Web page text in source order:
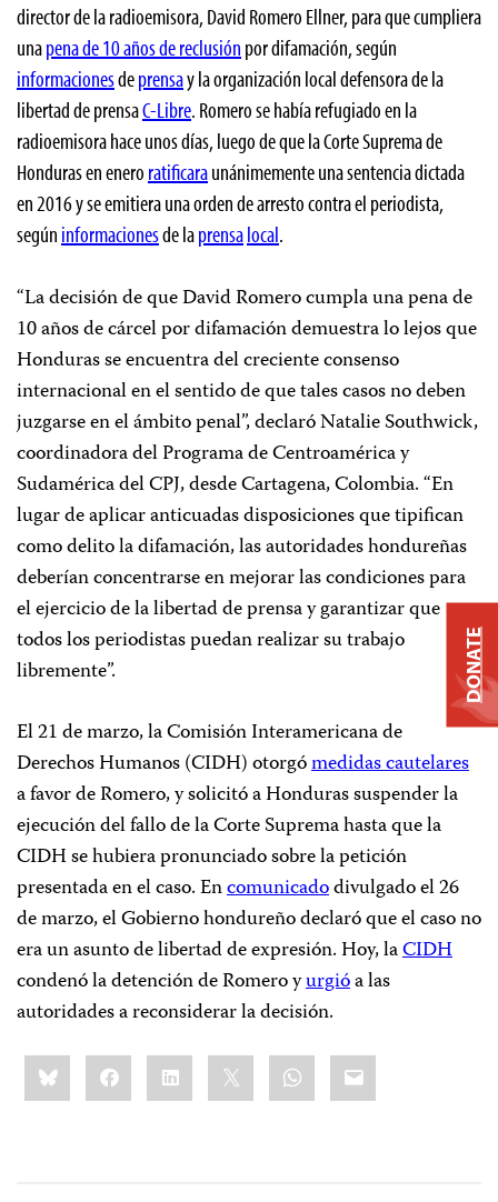
director de la radioemisora, David Romero Ellner, para que cumpliera
unapena de 10 años de reclusión por difamación, según
informacionesdeprensay la organización local defensora de la
libertad de prensaC-Libre. Romero se había refugiado en la
radioemisora hace unos días, luego de que la Corte Suprema de
Honduras en enero ratificaraunánimemente una sentencia dictada
en 2016 y se emitiera una orden de arresto contra el periodista,
según informacionesde laprensalocal.
“La decisión de que David Romero cumpla una pena de
10 años de cárcel por difamación demuestra lo lejos que
Honduras se encuentra del creciente consenso
internacional en el sentido de que tales casos no deben
juzgarse en el ámbito penal”, declaró Natalie Southwick,
coordinadora del Programa de Centroamérica y
Sudamérica del CPJ, desde Cartagena, Colombia. “En
lugar de aplicar anticuadas disposiciones que tipifican
como delito la difamación, las autoridades hondureñas
deberían concentrarse en mejorar las condiciones para
el ejercicio de la libertad de prensa y garantizar que
todos los periodistas puedan realizar su trabajo
libremente”.
El 21 de marzo, la Comisión Interamericana de
Derechos Humanos (CIDH) otorgómedidas cautelares
a favor de Romero, y solicitó a Honduras suspender la
ejecución del fallo de la Corte Suprema hasta que la
CIDH se hubiera pronunciado sobre la petición
presentada en el caso. Encomunicadodivulgado el 26
de marzo, el Gobierno hondureño declaró que el caso no
era un asunto de libertad de expresión. Hoy, laCIDH
condenó la detención de Romero yurgióa las
autoridades a reconsiderar la decisión.
Share
this:BlueskyFacebookLinkedIn WhatsApp
Email
DONATE